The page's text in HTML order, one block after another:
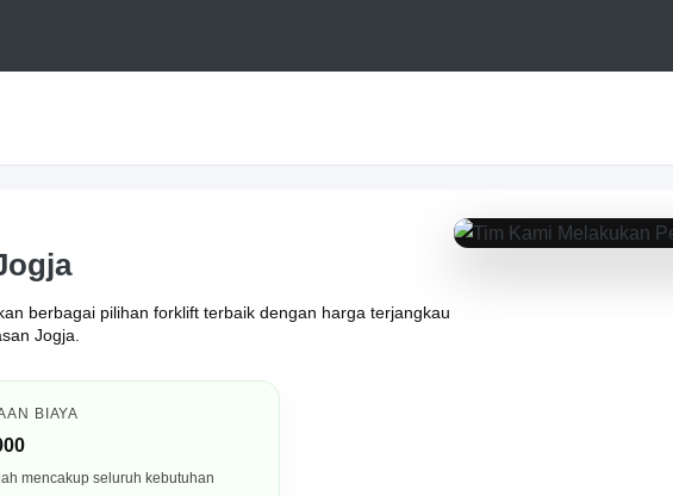
berbagai pilihan forklift terbaik dengan harga terjangkau
Jogja.
BIAYA
mencakup seluruh kebutuhan